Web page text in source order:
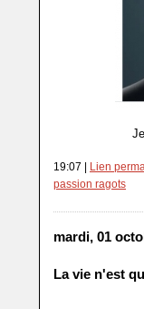
19:07 | Lien
passion ragots
mardi, 01
La vie n'est